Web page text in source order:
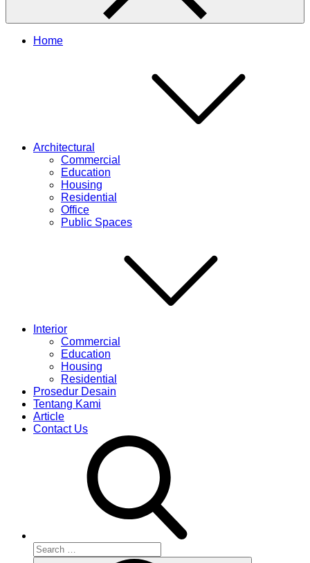
Home
Architectural
Commercial
Education
Housing
Residential
Office
Public Spaces
Interior
Commercial
Education
Housing
Residential
Prosedur Desain
Tentang Kami
Article
Contact Us